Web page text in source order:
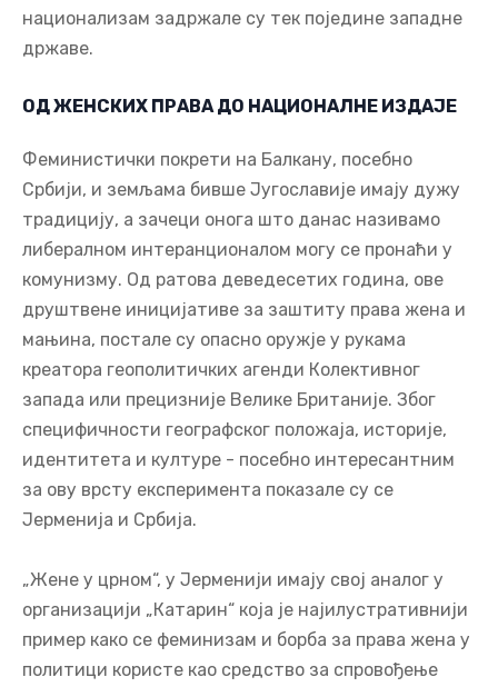
национализам задржале су тек поједине западне
државе.
ОД ЖЕНСКИХ ПРАВА ДО НАЦИОНАЛНЕ ИЗДАЈЕ
Феминистички покрети на Балкану, посебно
Србији, и земљама бивше Југославије имају дужу
традицију, а зачеци онога што данас називамо
либералном интеранционалом могу се пронаћи у
комунизму. Од ратова деведесетих година, ове
друштвене иницијативе за заштиту права жена и
мањина, постале су опасно оружје у рукама
креатора геополитичких агенди Колективног
запада или прецизније Велике Британије. Због
специфичности географског положаја, историје,
идентитета и културе - посебно интересантним
за ову врсту експеримента показале су се
Јерменија и Србија.
„Жене у црном“, у Јерменији имају свој аналог у
организацији „Катарин“ која је најилустративнији
пример како се феминизам и борба за права жена у
политици користе као средство за спровођење